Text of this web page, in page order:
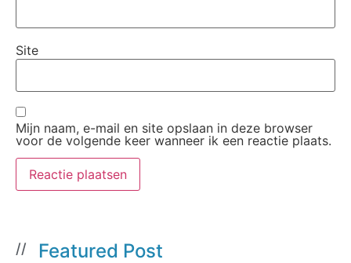
Site
Mijn naam, e-mail en site opslaan in deze browser
voor de volgende keer wanneer ik een reactie plaats.
// Featured Post